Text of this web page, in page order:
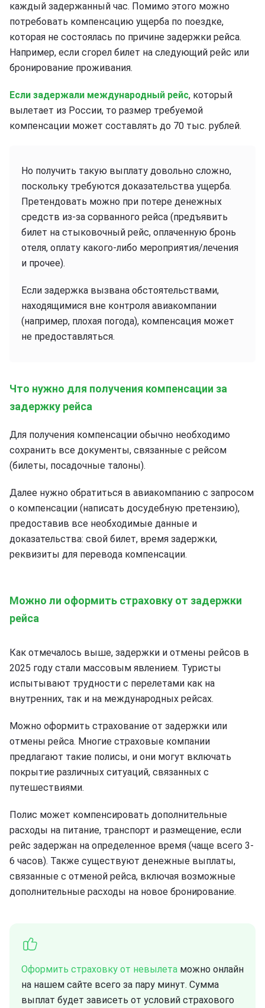
каждый задержанный час. Помимо этого можно
потребовать компенсацию ущерба по поездке,
которая не состоялась по причине задержки рейса.
Например, если сгорел билет на следующий рейс или
бронирование проживания.
Если задержали международный рейс, который
вылетает из России, то размер требуемой
компенсации может составлять до 70 тыс. рублей.
Но получить такую выплату довольно сложно,
поскольку требуются доказательства ущерба.
Претендовать можно при потере денежных
средств из-за сорванного рейса (предъявить
билет на стыковочный рейс, оплаченную бронь
отеля, оплату какого-либо мероприятия/лечения
и прочее).
Если задержка вызвана обстоятельствами,
находящимися вне контроля авиакомпании
(например, плохая погода), компенсация может
не предоставляться.
Что нужно для получения компенсации за
задержку рейса
Для получения компенсации обычно необходимо
сохранить все документы, связанные с рейсом
(билеты, посадочные талоны).
Далее нужно обратиться в авиакомпанию с запросом
о компенсации (написать досудебную претензию),
предоставив все необходимые данные и
доказательства: свой билет, время задержки,
реквизиты для перевода компенсации.
Можно ли оформить страховку от задержки
рейса
Как отмечалось выше, задержки и отмены рейсов в
2025 году стали массовым явлением. Туристы
испытывают трудности с перелетами как на
внутренних, так и на международных рейсах.
Можно оформить страхование от задержки или
отмены рейса. Многие страховые компании
предлагают такие полисы, и они могут включать
покрытие различных ситуаций, связанных с
путешествиями.
Полис может компенсировать дополнительные
расходы на питание, транспорт и размещение, если
рейс задержан на определенное время (чаще всего 3-
6 часов). Также существуют денежные выплаты,
связанные с отменой рейса, включая возможные
дополнительные расходы на новое бронирование.
Оформить страховку от невылета можно онлайн
на нашем сайте всего за пару минут. Сумма
выплат будет зависеть от условий страхового